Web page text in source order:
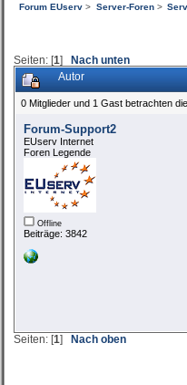
Forum EUserv > Server-Foren>
Seiten: [1] Nach unten
Autor
0 Mitglieder und 1 Gast betrachten
Forum-Support2
EUserv Internet
Foren Legende
Offline
Beiträge: 3842
Seiten: [1] Nach oben